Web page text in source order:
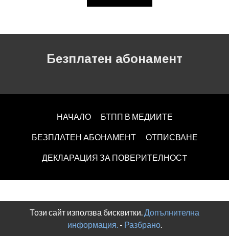
Безплатен абонамент
НАЧАЛО БТПП В МЕДИИТЕ
БЕЗПЛАТЕН AБОНАМЕНТ ОТПИСВАНЕ
ДЕКЛАРАЦИЯ ЗА ПОВЕРИТЕЛНОСT
Този сайт използва бисквитки.Допълнителна
информация.- Разбрано.